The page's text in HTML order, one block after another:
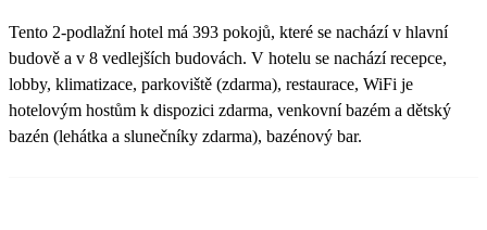
Tento 2-podlažní hotel má 393 pokojů, které se nachází v hlavní
budově a v 8 vedlejších budovách. V hotelu se nachází recepce,
lobby, klimatizace, parkoviště (zdarma), restaurace, WiFi je
hotelovým hostům k dispozici zdarma, venkovní bazém a dětský
bazén (lehátka a slunečníky zdarma), bazénový bar.